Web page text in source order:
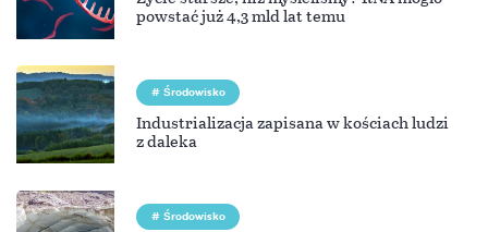
powstać już 4,3 mld lat temu
Środowisko
Industrializacja zapisana w kościach ludzi
z daleka
Środowisko